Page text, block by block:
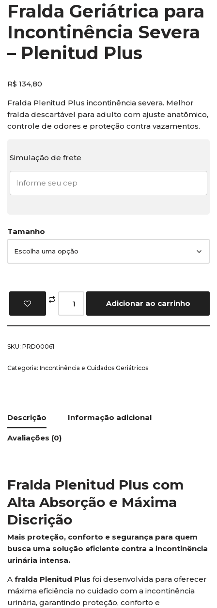
Fralda Geriátrica para
Incontinência Severa
– Plenitud Plus
R$ 134,80
Fralda Plenitud Plus incontinência severa. Melhor
fralda descartável para adulto com ajuste anatômico,
controle de odores e proteção contra vazamentos.
Simulação de frete
Tamanho
Adicionar ao carrinho
SKU: PRD00061
Categoria: Incontinência e Cuidados Geriátricos
Descrição Informação adicional
Avaliações (0)
Fralda Plenitud Plus com
Alta Absorção e Máxima
Discrição
Mais proteção, conforto e segurança para quem
busca uma solução eficiente contra a incontinência
urinária intensa.
A fralda Plenitud Plus foi desenvolvida para oferecer
máxima eficiência no cuidado com a incontinência
urinária, garantindo proteção, conforto e